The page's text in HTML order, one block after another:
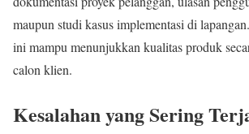
maupun studi kasus implementasi di
ini mampu menunjukkan kualitas produk
calon klien.
Kesalahan yang Sering